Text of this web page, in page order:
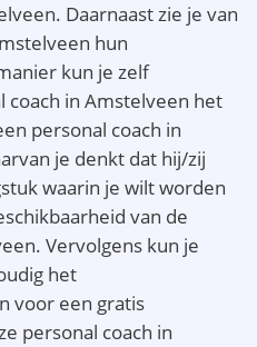
Daarnaast zie je van
hun
kun je zelf
in Amstelveen het
personal coach in
je denkt dat hij/zij
waarin je wilt worden
van de
Vervolgens kun je
het
voor een gratis
personal coach in